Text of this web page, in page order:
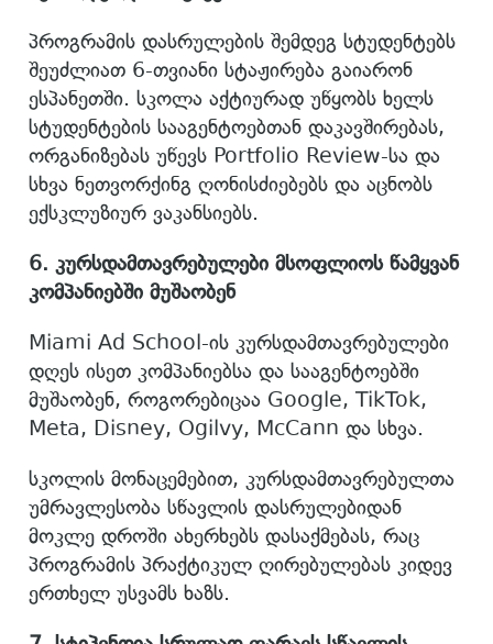
პროგრამის დასრულების შემდეგ სტუდენტებს
შეუძლიათ 6-თვიანი სტაჟირება გაიარონ
ესპანეთში. სკოლა აქტიურად უწყობს ხელს
სტუდენტების სააგენტოებთან დაკავშირებას,
ორგანიზებას უწევს Portfolio Review-სა და
სხვა ნეთვორქინგ ღონისძიებებს და აცნობს
ექსკლუზიურ ვაკანსიებს.
6. კურსდამთავრებულები მსოფლიოს წამყვან
კომპანიებში მუშაობენ
Miami Ad School-ის კურსდამთავრებულები
დღეს ისეთ კომპანიებსა და სააგენტოებში
მუშაობენ, როგორებიცაა Google, TikTok,
Meta, Disney, Ogilvy, McCann და სხვა.
სკოლის მონაცემებით, კურსდამთავრებულთა
უმრავლესობა სწავლის დასრულებიდან
მოკლე დროში ახერხებს დასაქმებას, რაც
პროგრამის პრაქტიკულ ღირებულებას კიდევ
ერთხელ უსვამს ხაზს.